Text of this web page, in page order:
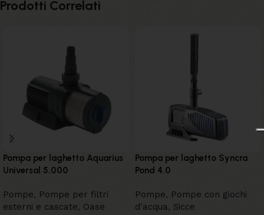
Prodotti Correlati
Pompa per laghetto Aquarius
Universal 5.000
Pompe, Pompe per filtri
esterni e cascate, Oase
Pompa per laghetto Syncra
Pond 4.0
Pompe, Pompe con giochi
d'acqua, Sicce